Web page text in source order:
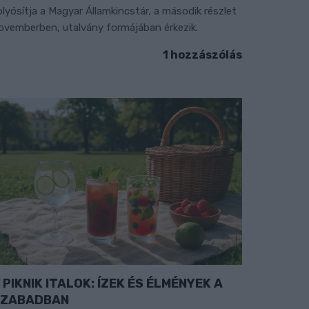
a Magyar Államkincstár, a második részlet
utalvány formájában érkezik.
1 hozzászólás
PIKNIK ITALOK: ÍZEK ÉS ÉLMÉNYEK A